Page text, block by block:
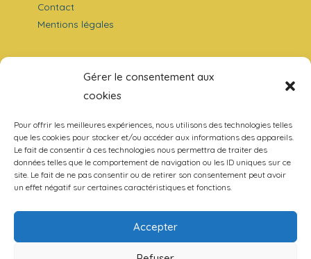
Gérer le consentement aux
cookies
Pour offrir les meilleures expériences, nous utilisons des technologies telles
que les cookies pour stocker et/ou accéder aux informations des appareils.
Le fait de consentir à ces technologies nous permettra de traiter des
données telles que le comportement de navigation ou les ID uniques sur ce
site. Le fait de ne pas consentir ou de retirer son consentement peut avoir
un effet négatif sur certaines caractéristiques et fonctions.
Accepter
Contact
Mentions légales
Nos travaux
La Revue
Ecologie
Philosophie